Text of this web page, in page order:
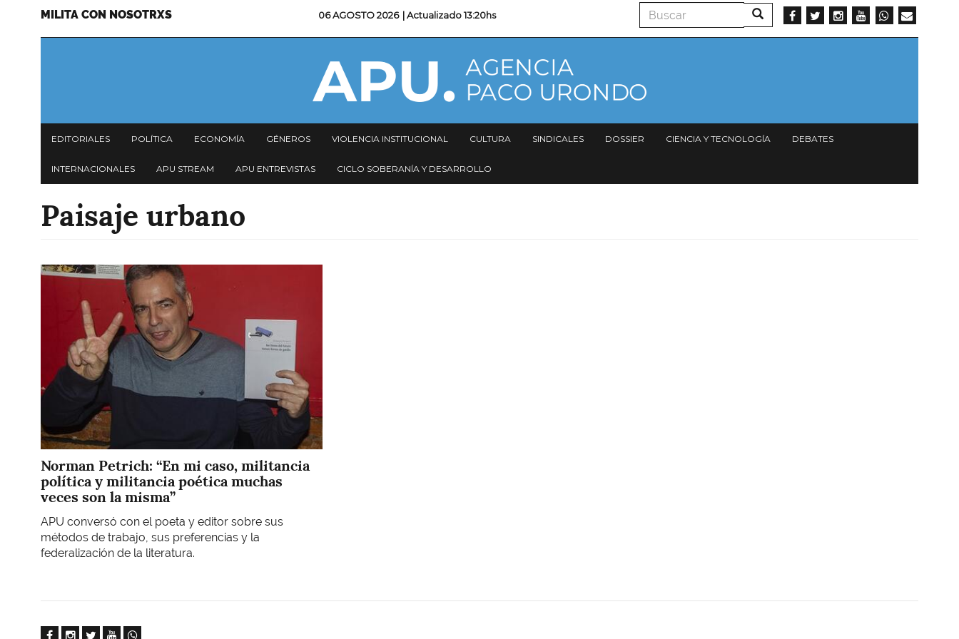
Menu
MILITA CON NOSOTRXS 06 AGOSTO 2026 | Actualizado13:20hs Buscar Buscar
Navegación
principal
EDITORIALES POLÍTICA ECONOMÍA GÉNEROS VIOLENCIA INSTITUCIONAL CULTURA SINDICALES DOSSIER CIENCIA Y TECNOLOGÍA DEBATES
INTERNACIONALES APU STREAM APU ENTREVISTAS CICLO SOBERANÍA Y DESARROLLO
Paisaje urbano
Imagen
Norman Petrich: “En mi caso, militancia
política y militancia poética muchas
veces son la misma”
APU conversó con el poeta y editor sobre sus
métodos de trabajo, sus preferencias y la
federalización de la literatura.